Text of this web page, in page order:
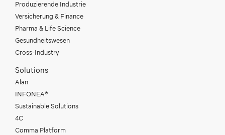
Produzierende Industrie
Versicherung & Finance
Pharma & Life Science
Gesundheitswesen
Cross-Industry
Solutions
Alan
INFONEA®
Sustainable Solutions
4C
Comma Platform